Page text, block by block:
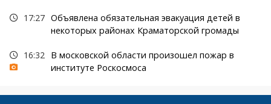
17:27 Объявлена обязательная эвакуация детей в
некоторых районах Краматорской громады
16:32 В московской области произошел пожар в
институте Роскосмоса